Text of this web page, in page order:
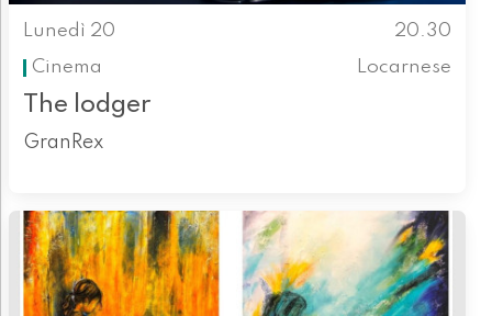
Lunedì 20
20.30
Cinema
Locarnese
The lodger
GranRex